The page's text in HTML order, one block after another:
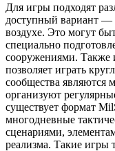
Для игры подходят
доступный вариант —
воздухе. Это могут
специально
сооружениями. Также
позволяет играть
сообщества являются
организуют
существует формат
многодневные
сценариями,
реализма. Такие игры